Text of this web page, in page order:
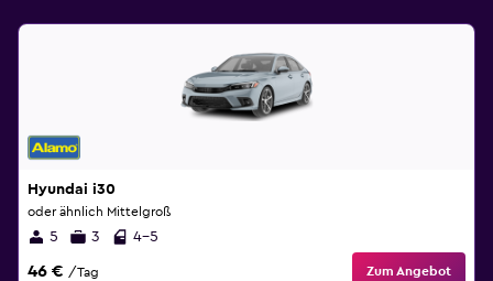
Hyundai i30
oder ähnlich Mittelgroß
5 3 4-5
46 € /Tag Zum Angebot